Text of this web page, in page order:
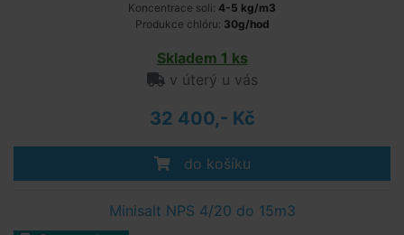
Koncentrace soli: 4-5 kg/m3
Produkce chlóru: 30g/hod
Skladem 1 ks
v úterý u vás
32 400,- Kč
do košíku
Minisalt NPS 4/20 do 15m3